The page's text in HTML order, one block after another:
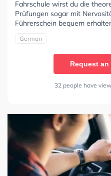
Fahrschule wirst du die
Prüfungen sogar mit
Führerschein bequem
German
Request
32 people have